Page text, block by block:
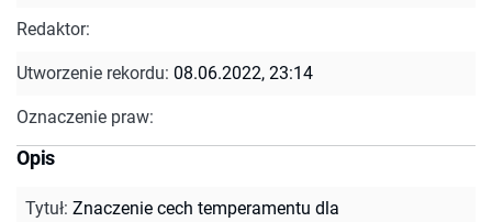
Redaktor:
Utworzenie rekordu: 08.06.2022, 23:14
Oznaczenie praw:
Opis
Tytuł: Znaczenie cech temperamentu dla